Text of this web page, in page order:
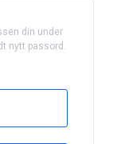
din under
nytt passord.